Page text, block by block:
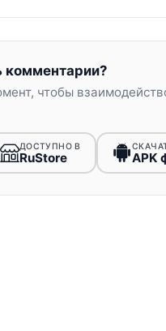
комментарии?
чтобы
ДОСТУПНО В
RuStore APK